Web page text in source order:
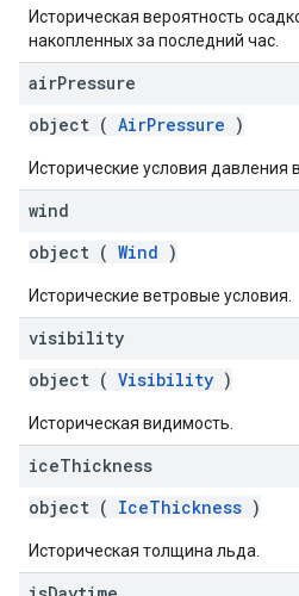
Историческая вероятность
накопленных за последний час.
airPressure
object ( AirPressure )
Исторические условия давления
wind
object ( Wind )
Исторические ветровые условия.
visibility
object ( Visibility )
Историческая видимость.
iceThickness
object ( IceThickness )
Историческая толщина льда.